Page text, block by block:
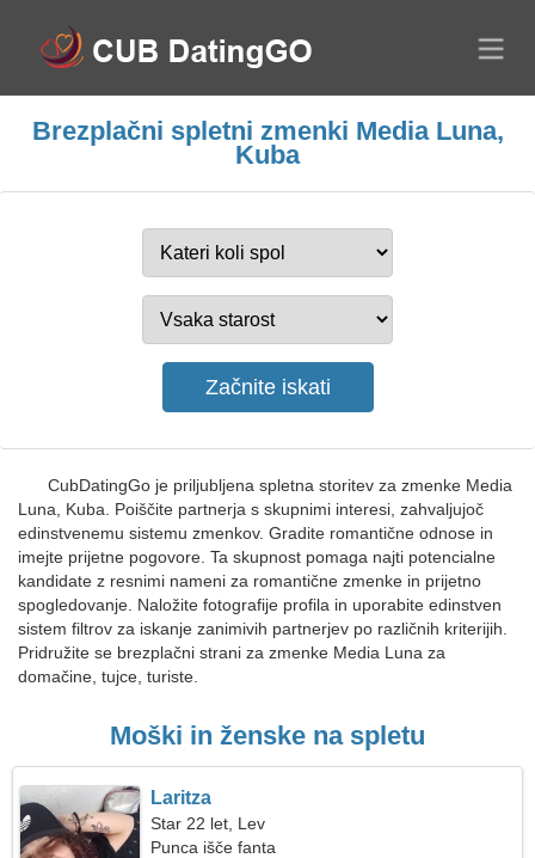
Brezplačni spletni zmenki Media Luna,
Kuba
CubDatingGo je priljubljena spletna storitev za zmenke Media
Luna, Kuba. Poiščite partnerja s skupnimi interesi, zahvaljujoč
edinstvenemu sistemu zmenkov. Gradite romantične odnose in
imejte prijetne pogovore. Ta skupnost pomaga najti potencialne
kandidate z resnimi nameni za romantične zmenke in prijetno
spogledovanje. Naložite fotografije profila in uporabite edinstven
sistem filtrov za iskanje zanimivih partnerjev po različnih kriterijih.
Pridružite se brezplačni strani za zmenke Media Luna za
domačine, tujce, turiste.
Moški in ženske na spletu
Laritza
Star 22 let, Lev
Punca išče fanta